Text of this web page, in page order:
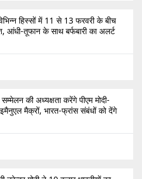
हिस्सों में 11 से 13 फरवरी के बीच
आंधी-तूफान के साथ बर्फबारी का अलर्ट
की अध्यक्षता करेंगे पीएम मोदी-
इमैनुएल मैक्रों, भारत-फ्रांस संबंधों को देंगे